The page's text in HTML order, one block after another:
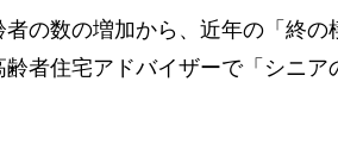
の数の増加から、近年の「終の
者住宅アドバイザーで「シニア